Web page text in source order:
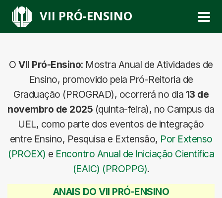
VII PRÓ-ENSINO
OVII Pró-Ensino: Mostra Anual de Atividades de
Ensino, promovido pela Pró-Reitoria de
Graduação (PROGRAD), ocorrerá no dia 13 de
novembro de 2025 (quinta-feira), no Campus da
UEL, como parte dos eventos de integração
entre Ensino, Pesquisa e Extensão, Por Extenso
(PROEX) e Encontro Anual de Iniciação Científica
(EAIC) (PROPPG).
ANAIS DO VII PRÓ-ENSINO